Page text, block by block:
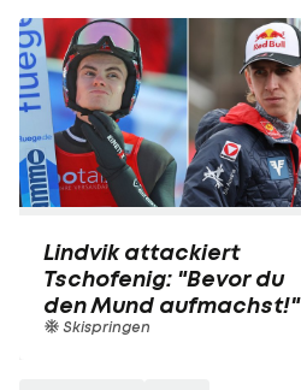
Lindvik attackiert
Tschofenig: "Bevor du
den Mund aufmachst!"
Skispringen